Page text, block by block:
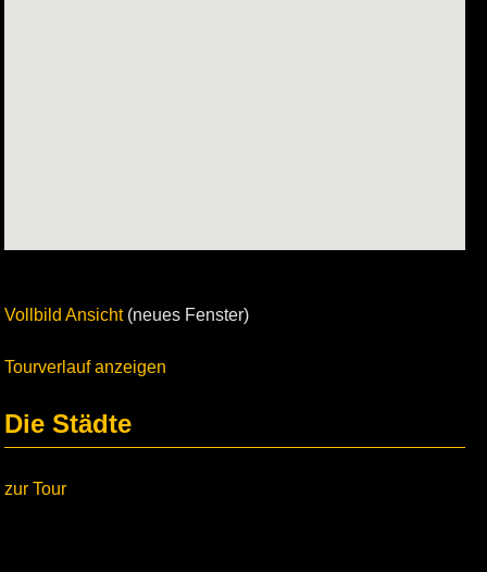
Vollbild Ansicht(neues Fenster)
Tourverlauf anzeigen
Die Städte
zur Tour